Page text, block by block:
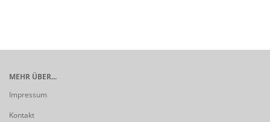
MEHR ÜBER...
Impressum
Kontakt